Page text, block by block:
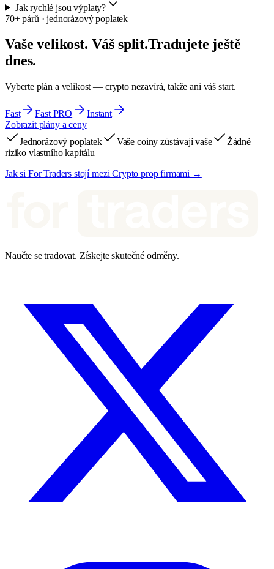
Jak rychlé jsou výplaty?
70+ párů · jednorázový poplatek
Vaše velikost. Váš split.Tradujete ještě
dnes.
Vyberte plán a velikost — crypto nezavírá, takže ani váš start.
Fast Fast PRO
Instant
Zobrazit plány a ceny
Jednorázový poplatek
Vaše coiny zůstávají vaše
Žádné
riziko vlastního kapitálu
Jak si For Traders stojí mezi Crypto prop firmami →
Naučte se tradovat. Získejte skutečné odměny.